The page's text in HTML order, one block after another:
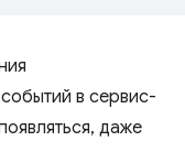
в сервис-
даже